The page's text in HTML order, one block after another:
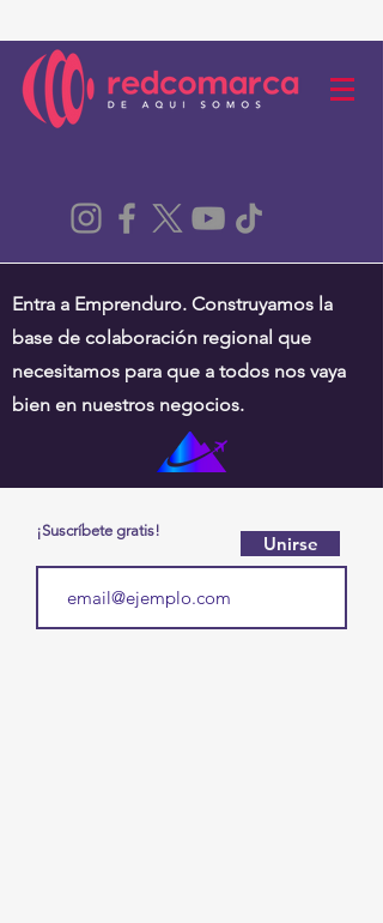
Entra a Emprenduro. Construyamos la
base de colaboración regional que
necesitamos para que a todos nos vaya
bien en nuestros negocios.
¡Suscríbete gratis!
Unirse